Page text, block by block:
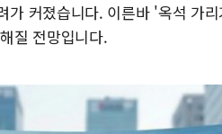
가 커졌습니다. 이른바 '옥석 가
질 전망입니다.